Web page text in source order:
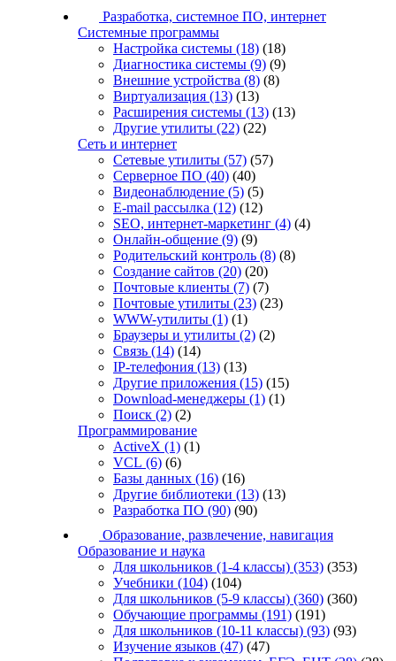
Разработка, системное ПО, интернет
Системные программы
Настройка системы (18) (18)
Диагностика системы (9) (9)
Внешние устройства (8) (8)
Виртуализация (13) (13)
Расширения системы (13) (13)
Другие утилиты (22) (22)
Сеть и интернет
Сетевые утилиты (57) (57)
Серверное ПО (40) (40)
Видеонаблюдение (5) (5)
E-mail рассылка (12) (12)
SEO, интернет-маркетинг (4) (4)
Онлайн-общение (9) (9)
Родительский контроль (8) (8)
Создание сайтов (20) (20)
Почтовые клиенты (7) (7)
Почтовые утилиты (23) (23)
WWW-утилиты (1) (1)
Браузеры и утилиты (2) (2)
Связь (14) (14)
IP-телефония (13) (13)
Другие приложения (15) (15)
Download-менеджеры (1) (1)
Поиск (2) (2)
Программирование
ActiveX (1) (1)
VCL (6) (6)
Базы данных (16) (16)
Другие библиотеки (13) (13)
Разработка ПО (90) (90)
Образование, развлечение, навигация
Образование и наука
Для школьников (1-4 классы) (353) (353)
Учебники (104) (104)
Для школьников (5-9 классы) (360) (360)
Обучающие программы (191) (191)
Для школьников (10-11 классы) (93) (93)
Изучение языков (47) (47)